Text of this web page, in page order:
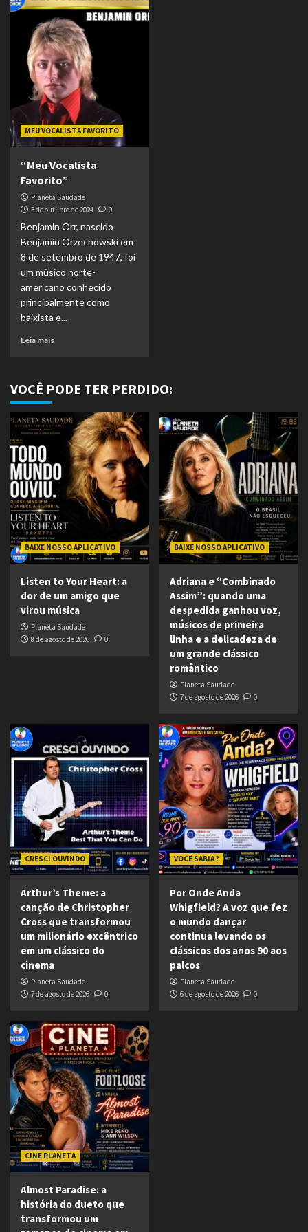
MEU VOCALISTA FAVORITO
“Meu Vocalista
Favorito”
Planeta Saudade
3 de outubro de 2024
0
Benjamin Orr, nascido
Benjamin Orzechowski em
8 de setembro de 1947, foi
um músico norte-
americano conhecido
principalmente como
baixista e...
Leia mais
VOCÊ PODE TER PERDIDO:
BAIXE NOSSO APLICATIVO
Listen to Your Heart: a
dor de um amigo que
virou música
Planeta Saudade
8 de agosto de 2026
0
BAIXE NOSSO APLICATIVO
Adriana e “Combinado
Assim”: quando uma
despedida ganhou voz,
músicos de primeira
linha e a delicadeza de
um grande clássico
romântico
Planeta Saudade
7 de agosto de 2026
0
CRESCI OUVINDO
Arthur’s Theme: a
canção de Christopher
Cross que transformou
um milionário excêntrico
em um clássico do
cinema
Planeta Saudade
7 de agosto de 2026
0
VOCÊ SABIA ?
Por Onde Anda
Whigfield? A voz que fez
o mundo dançar
continua levando os
clássicos dos anos 90 aos
palcos
Planeta Saudade
6 de agosto de 2026
0
CINE PLANETA
Almost Paradise: a
história do dueto que
transformou um